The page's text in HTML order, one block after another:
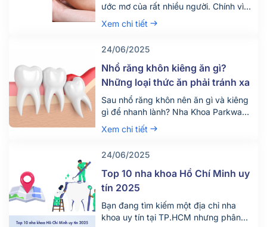
ước mơ của rất nhiều người. Chính vì
vậy hiện nay có rất nhiều người tìm
đến dịch vụ tẩy trắng răng để thỏa
trắng răng giá bao nhiêu tiền? Quy
trình diễn ra dịch vụ này như […]
Xem chi tiết
24/06/2025
Nhổ răng khôn kiêng ăn gì?
Những loại thức ăn phải tránh xa
Sau nhổ răng khôn nên ăn gì và kiêng
gì để nhanh lành? Nha Khoa Parkway
chia sẻ chế độ ăn uống khoa học giúp
giảm đau, tránh biến chứng. Tìm hiểu
Xem chi tiết
24/06/2025
Top 10 nha khoa Hồ Chí Minh uy
tín 2025
Bạn đang tìm kiếm một địa chỉ nha
khoa uy tín tại TP.HCM nhưng phân